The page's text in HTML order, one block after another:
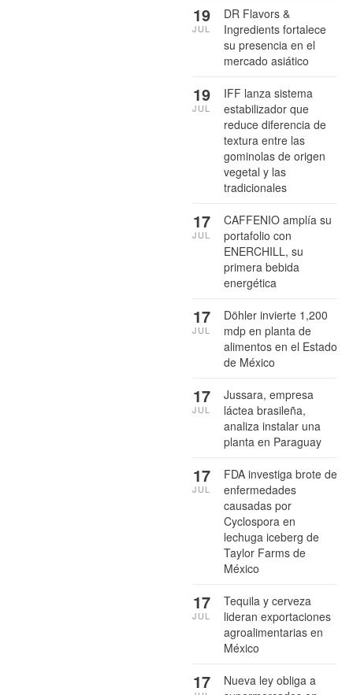
DR Flavors &
Ingredients fortalece
su presencia en el
mercado asiático
19
JUL
IFF lanza sistema
estabilizador que
reduce diferencia de
textura entre las
gominolas de origen
vegetal y las
tradicionales
19
JUL
CAFFENIO amplía su
portafolio con
ENERCHILL, su
primera bebida
energética
17
JUL
Döhler invierte 1,200
mdp en planta de
alimentos en el Estado
de México
17
JUL
Jussara, empresa
láctea brasileña,
analiza instalar una
planta en Paraguay
17
JUL
FDA investiga brote de
enfermedades
causadas por
Cyclospora en
lechuga iceberg de
Taylor Farms de
México
17
JUL
Tequila y cerveza
lideran exportaciones
agroalimentarias en
México
17
JUL
Nueva ley obliga a
17